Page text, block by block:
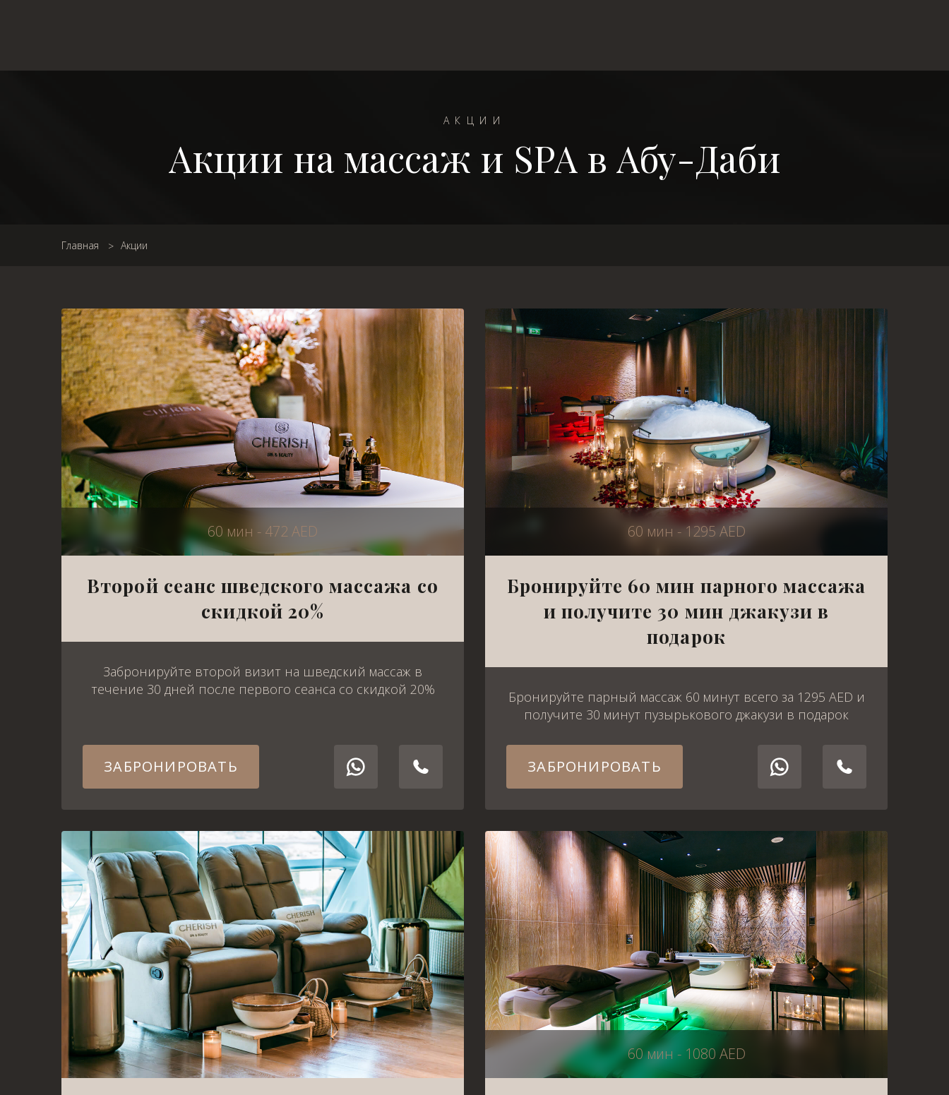
АКЦИИ
Акции на массаж и SPA в Абу-Даби
Главная Акции
60 мин - 472 AED
Второй сеанс шведского массажа со
скидкой 20%
Забронируйте второй визит на шведский массаж в
течение 30 дней после первого сеанса со скидкой 20%
ЗАБРОНИРОВАТЬ
60 мин - 1295 AED
Бронируйте 60 мин парного массажа
и получите 30 мин джакузи в
подарок
Бронируйте парный массаж 60 минут всего за 1295 AED и
получите 30 минут пузырькового джакузи в подарок
ЗАБРОНИРОВАТЬ
60 мин - 1080 AED